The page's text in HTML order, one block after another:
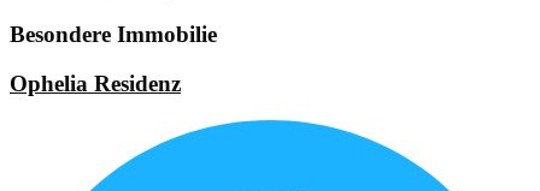
Besondere Immobilie
Ophelia Residenz